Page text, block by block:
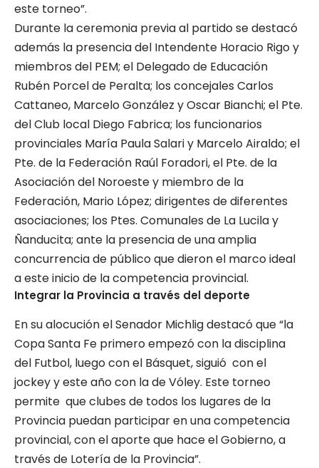
este torneo”.
Durante la ceremonia previa al partido se destacó
además la presencia del Intendente Horacio Rigo y
miembros del PEM; el Delegado de Educación
Rubén Porcel de Peralta; los concejales Carlos
Cattaneo, Marcelo González y Oscar Bianchi; el Pte.
del Club local Diego Fabrica; los funcionarios
provinciales María Paula Salari y Marcelo Airaldo; el
Pte. de la Federación Raúl Foradori, el Pte. de la
Asociación del Noroeste y miembro de la
Federación, Mario López; dirigentes de diferentes
asociaciones; los Ptes. Comunales de La Lucila y
Ñanducita; ante la presencia de una amplia
concurrencia de público que dieron el marco ideal
a este inicio de la competencia provincial.
Integrar la Provincia a través del deporte
En su alocución el Senador Michlig destacó que “la
Copa Santa Fe primero empezó con la disciplina
del Futbol, luego con el Básquet, siguió con el
jockey y este año con la de Vóley. Este torneo
permite que clubes de todos los lugares de la
Provincia puedan participar en una competencia
provincial, con el aporte que hace el Gobierno, a
través de Lotería de la Provincia”.